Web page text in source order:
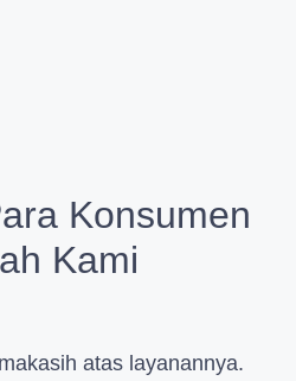
Konsumen
Kami
atas layanannya.